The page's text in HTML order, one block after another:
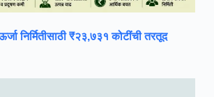
निर्मितीसाठी ₹२३,७३१ कोटींची तरतूद